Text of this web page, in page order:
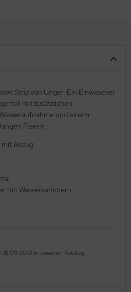
Stripvon Unger. Ein Einwascher
mit zusätzlichen
und einem
Fasern.
Bezug
mit Wasserkammern
in unseren Katalog